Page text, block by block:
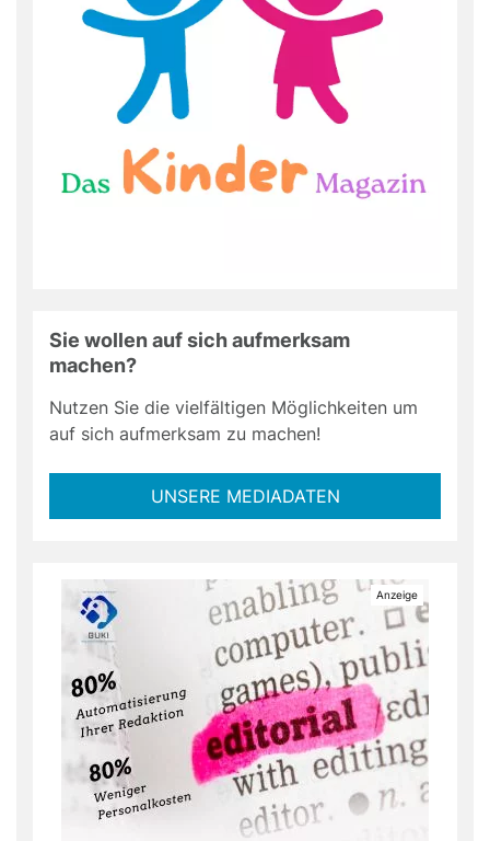
Sie wollen auf sich aufmerksam
machen?
Nutzen Sie die vielfältigen Möglichkeiten um
auf sich aufmerksam zu machen!
UNSERE MEDIADATEN